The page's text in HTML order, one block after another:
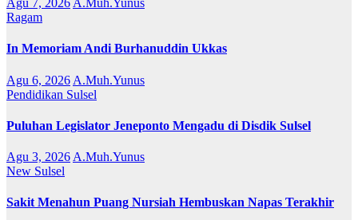
Agu 7, 2026 A.Muh.Yunus
Ragam
In Memoriam Andi Burhanuddin Ukkas
Agu 6, 2026 A.Muh.Yunus
Pendidikan Sulsel
Puluhan Legislator Jeneponto Mengadu di Disdik Sulsel
Agu 3, 2026 A.Muh.Yunus
New Sulsel
Sakit Menahun Puang Nursiah Hembuskan Napas Terakhir